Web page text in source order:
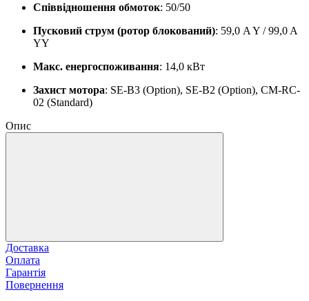
Співвідношення обмоток: 50/50
Пусковий струм (ротор блокований): 59,0 A Y / 99,0 A
YY
Макс. енергоспоживання: 14,0 кВт
Захист мотора: SE-B3 (Option), SE-B2 (Option), CM-RC-
02 (Standard)
Опис
Доставка
Оплата
Гарантія
Повернення